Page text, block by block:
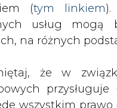
usług mogą
na różnych
wszystkim prawo
wobec
r. o
Artykuł